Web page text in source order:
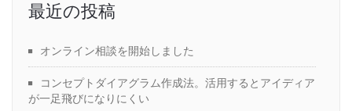
最近の投稿
オンライン相談を開始しました
コンセプトダイアグラム作成法。活用するとアイディア
が一足飛びになりにくい